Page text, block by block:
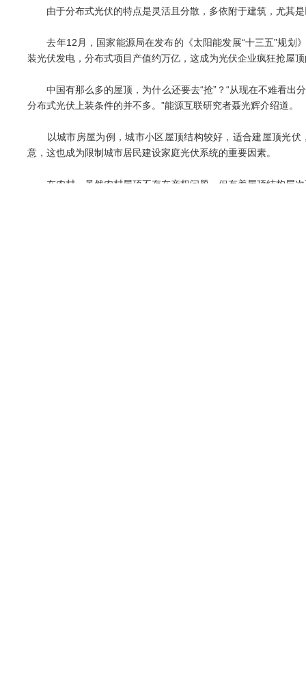
由于分布式光伏的特点是灵活且分散，多依附于建筑，尤其是
去年12月，国家能源局在发布的《太阳能发展“十三五”规划
装光伏发电，分布式项目产值约万亿，这成为光伏企业疯狂抢屋
中国有那么多的屋顶，为什么还要去“抢”？“从现在不难看出
分布式光伏上装条件的并不多。”能源互联研究者聂光辉介绍道。
以城市房屋为例，城市小区屋顶结构较好，适合建屋顶光伏
意，这也成为限制城市居民建设家庭光伏系统的重要因素。
在农村，虽然农村屋顶不存在产权问题，但有着屋顶结构层次